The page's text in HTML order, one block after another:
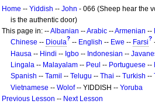
Home -- Yiddish -- John - 066 (Sheep hear the
is the authentic door)
This page in: --Albanian --Arabic --Armenian --
Chinese -- Dioula? -- English -- Ewe -- Farsi?
Hausa -- Hindi -- Igbo -- Indonesian --
Lingala -- Malayalam -- Peul -- Portuguese --
Spanish -- Tamil -- Telugu -- Thai -- Turkish --
Vietnamese -- Wolof-- YIDDISH -- Yoruba
Previous Lesson -- Next Lesson